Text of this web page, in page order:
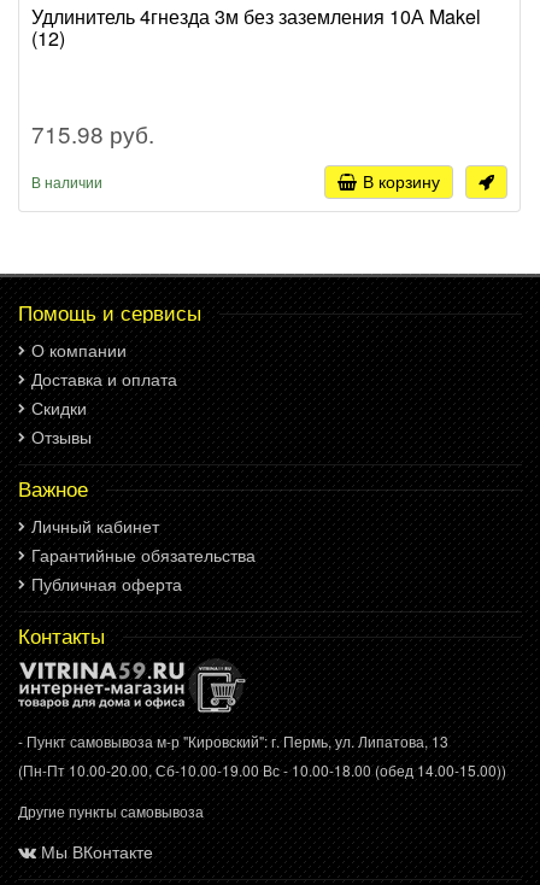
Удлинитель 4гнезда 3м без заземления 10А Makel
(12)
715.98 руб.
В наличии В корзину
Помощь и сервисы
О компании
Доставка и оплата
Скидки
Отзывы
Важное
Личный кабинет
Гарантийные обязательства
Публичная оферта
Контакты
- Пункт самовывоза м-р "Кировский": г. Пермь, ул. Липатова, 13
(Пн-Пт 10.00-20.00, Сб-10.00-19.00 Вс - 10.00-18.00 (обед 14.00-15.00))
Другие пункты самовывоза
Мы ВКонтакте